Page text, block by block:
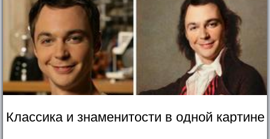
Классика и знаменитости в одной картине